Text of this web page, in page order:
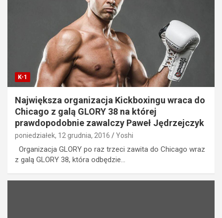
K-1
Największa organizacja Kickboxingu wraca do
Chicago z galą GLORY 38 na której
prawdopodobnie zawalczy Paweł Jędrzejczyk
poniedziałek, 12 grudnia, 2016 Yoshi
Organizacja GLORY po raz trzeci zawita do Chicago wraz
z galą GLORY 38, która odbędzie…